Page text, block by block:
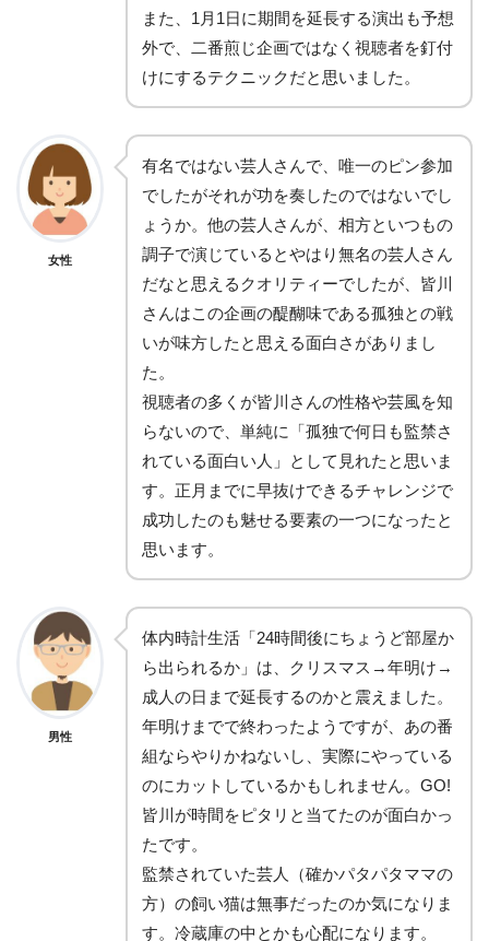
また、1月1日に期間を延長する演出も予想
外で、二番煎じ企画ではなく視聴者を釘付
けにするテクニックだと思いました。
女性
有名ではない芸人さんで、唯一のピン参加
でしたがそれが功を奏したのではないでし
ょうか。他の芸人さんが、相方といつもの
調子で演じているとやはり無名の芸人さん
だなと思えるクオリティーでしたが、皆川
さんはこの企画の醍醐味である孤独との戦
いが味方したと思える面白さがありまし
た。
視聴者の多くが皆川さんの性格や芸風を知
らないので、単純に「孤独で何日も監禁さ
れている面白い人」として見れたと思いま
す。正月までに早抜けできるチャレンジで
成功したのも魅せる要素の一つになったと
思います。
男性
体内時計生活「24時間後にちょうど部屋か
ら出られるか」は、クリスマス→年明け→
成人の日まで延長するのかと震えました。
年明けまでで終わったようですが、あの番
組ならやりかねないし、実際にやっている
のにカットしているかもしれません。GO!
皆川が時間をピタリと当てたのが面白かっ
たです。
監禁されていた芸人（確かパタパタママの
方）の飼い猫は無事だったのか気になりま
す。冷蔵庫の中とかも心配になります。